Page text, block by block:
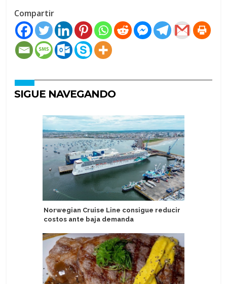
Compartir
SIGUE NAVEGANDO
Norwegian Cruise Line consigue reducir
costos ante baja demanda